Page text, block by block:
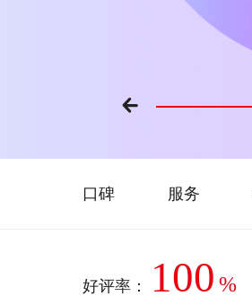
口碑 服务
好评率： 100 %